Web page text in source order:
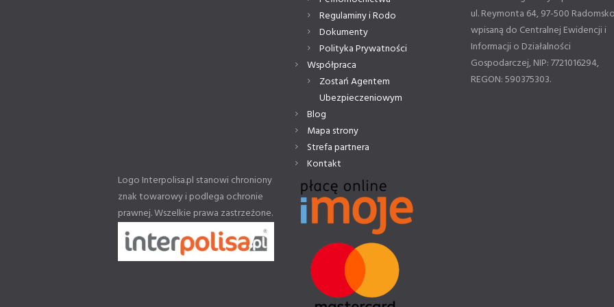
Regulaminy i Rodo
Dokumenty
Polityka Prywatności
Współpraca
Zostań Agentem
Ubezpieczeniowym
Blog
Mapa strony
Strefa partnera
Kontakt
ul. Reymonta 64, 97-500
wpisaną do Centralnej Ewidencji i
Informacji o Działalności
Gospodarczej, NIP: 7721016294,
REGON: 590375303.
Logo Interpolisa.pl stanowi chroniony
znak towarowy i podlega ochronie
prawnej. Wszelkie prawa zastrzeżone.